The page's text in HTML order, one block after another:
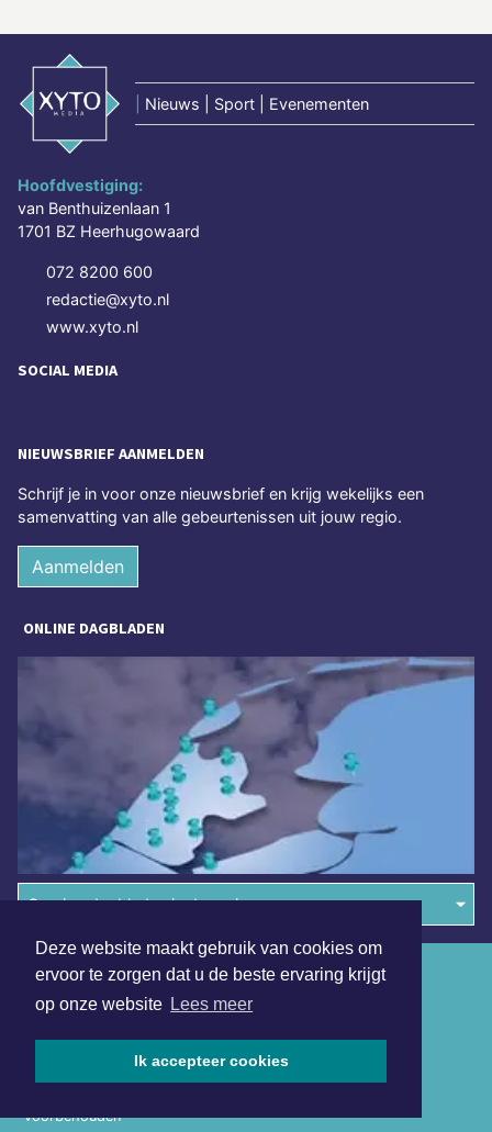
Deze website maakt gebruik van cookies om
ervoor te zorgen dat u de beste ervaring krijgt
op onze website Lees meer
Ik accepteer cookies
Nieuws | Sport | Evenementen
Hoofdvestiging:
van Benthuizenlaan 1
1701 BZ Heerhugowaard
072 8200 600
redactie@xyto.nl
www.xyto.nl
SOCIAL MEDIA
NIEUWSBRIEF AANMELDEN
Schrijf je in voor onze nieuwsbrief en krijg wekelijks een
samenvatting van alle gebeurtenissen uit jouw regio.
Aanmelden
ONLINE DAGBLADEN
Overige dagbladen in de regio
voorbehouden
Algemene voorwaarden
Disclaimer